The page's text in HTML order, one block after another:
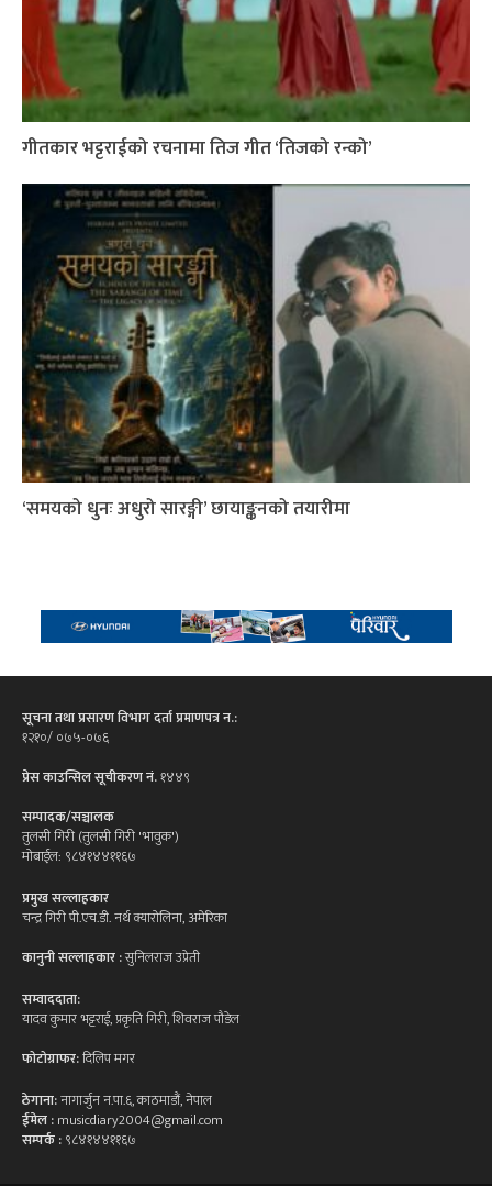
गीतकार भट्टराईको रचनामा तिज गीत ‘तिजको रन्को’
‘समयको धुनः अधुरो सारङ्गी’ छायाङ्कनको तयारीमा
सूचना तथा प्रसारण विभाग दर्ता प्रमाणपत्र न.:
१२१०/ ०७५-०७६
प्रेस काउन्सिल सूचीकरण नं.१४४९
सम्पादक/सञ्चालक
तुलसी गिरी (तुलसी गिरी 'भावुक')
मोबाईल: ९८४१४४११६७
प्रमुख सल्लाहकार
चन्द्र गिरी पी.एच.डी. नर्थ क्यारोलिना, अमेरिका
कानुनी सल्लाहकार :सुनिलराज उप्रेती
सम्वाददाता:
यादव कुमार भट्टराई, प्रकृति गिरी, शिवराज पौडेल
फोटोग्राफर:दिलिप मगर
ठेगाना:नागार्जुन न.पा.६, काठमाडौं, नेपाल
ईमेल :musicdiary2004@gmail.com
सम्पर्क :९८४१४४११६७